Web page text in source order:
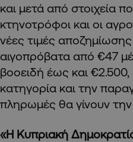
και μετά από στοιχεία
κτηνοτρόφοι και οι
νέες τιμές
αιγοπρόβατα από €47
βοοειδή έως και
κατηγορία και την
πληρωμές θα γίνουν
«Η Κυπριακή